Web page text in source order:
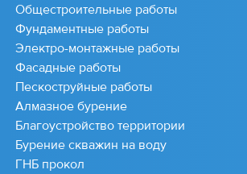
Общестроительные работы
Фундаментные работы
Электро-монтажные работы
Фасадные работы
Пескоструйные работы
Алмазное бурение
Благоустройство территории
Бурение скважин на воду
ГНБ прокол